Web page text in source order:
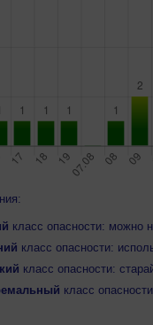
класс опасности: можно
класс опасности:
класс опасности:
класс